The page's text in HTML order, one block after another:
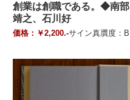
創業は創職である。◆南部
靖之、石川好
価格：￥2,200.-サイン真贋度：B